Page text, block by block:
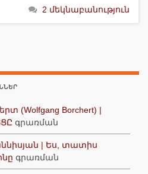
2 մեկնաբանություն
(Wolfgang Borchert) |
գրառման
| Ես, տատիս
գրառման